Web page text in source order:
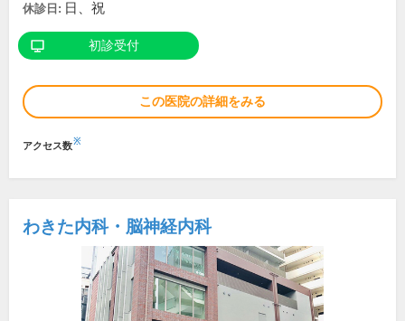
休診日: 日、祝
初診受付
この医院の詳細をみる
アクセス数※
わきた内科・脳神経内科